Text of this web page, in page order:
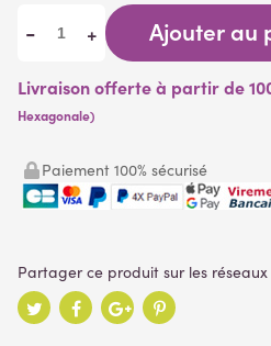
- + Ajouter au
Livraison offerte à partir de
Hexagonale)
Paiement 100% sécurisé